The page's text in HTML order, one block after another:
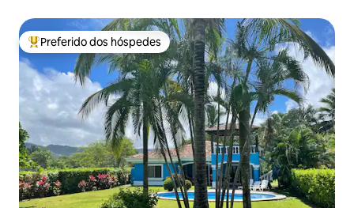
Entre os melhores preferidos dos hóspedes
Preferido dos hóspedes